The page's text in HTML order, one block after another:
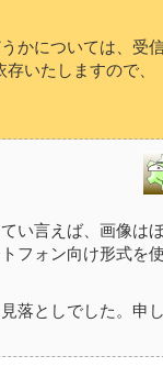
かについては、受
いたしますので、
い言えば、画像は
フォン向け形式を
落としでした。申